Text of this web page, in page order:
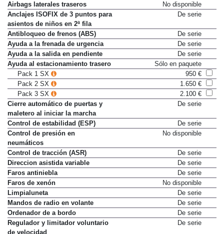
Airbags laterales traseros
No disponible
Anclajes ISOFIX de 3 puntos para
asientos de niños en 2ª fila
De serie
Antibloqueo de frenos (ABS)
De serie
Ayuda a la frenada de urgencia
De serie
Ayuda a la salida en pendiente
De serie
Ayuda al estacionamiento trasero
Sólo en paquete
Pack 1 SX
950 €
Pack 2 SX
1.650 €
Pack 3 SX
2.100 €
Cierre automático de puertas y
maletero al iniciar la marcha
De serie
Control de estabilidad (ESP)
De serie
Control de presión en
neumáticos
No disponible
Control de tracción (ASR)
De serie
Direccion asistida variable
De serie
Faros antiniebla
De serie
Faros de xenón
No disponible
Limpialuneta
De serie
Mandos de radio en volante
De serie
Ordenador de a bordo
De serie
Regulador y limitador voluntario
de velocidad
De serie